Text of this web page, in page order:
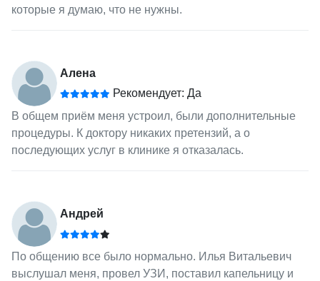
которые я думаю, что не нужны.
Алена
Рекомендует: Да
В общем приём меня устроил, были дополнительные
процедуры. К доктору никаких претензий, а о
последующих услуг в клинике я отказалась.
Андрей
По общению все было нормально. Илья Витальевич
выслушал меня, провел УЗИ, поставил капельницу и